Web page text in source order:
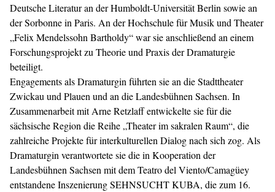
Deutsche Literatur an der Humboldt-Universität Berlin sowie an
der Sorbonne in Paris. An der Hochschule für Musik und Theater
„Felix Mendelssohn Bartholdy“ war sie anschließend an einem
Forschungsprojekt zu Theorie und Praxis der Dramaturgie
beteiligt.
Engagements als Dramaturgin führten sie an die Stadttheater
Zwickau und Plauen und an die Landesbühnen Sachsen. In
Zusammenarbeit mit Arne Retzlaff entwickelte sie für die
sächsische Region die Reihe „Theater im sakralen Raum“, die
zahlreiche Projekte für interkulturellen Dialog nach sich zog. Als
Dramaturgin verantwortete sie die in Kooperation der
Landesbühnen Sachsen mit dem Teatro del Viento/Camagüey
entstandene Inszenierung SEHNSUCHT KUBA, die zum 16.